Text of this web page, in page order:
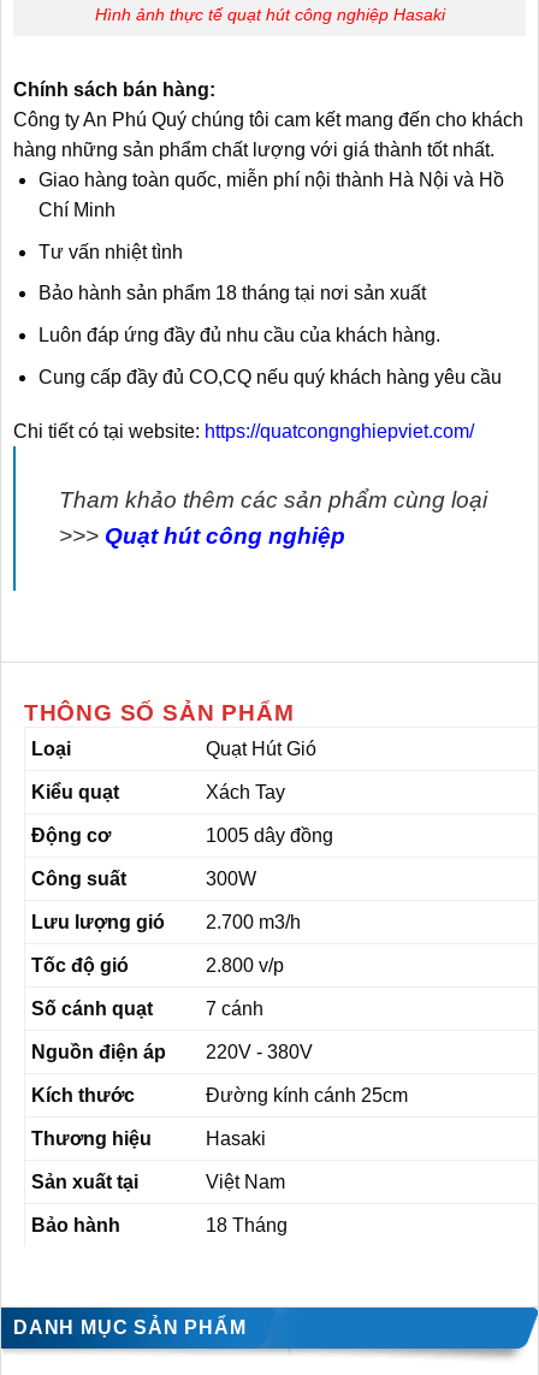
Hình ảnh thực tế quạt hút công nghiệp Hasaki
Chính sách bán hàng:
Công ty An Phú Quý chúng tôi cam kết mang đến cho khách
hàng những sản phẩm chất lượng với giá thành tốt nhất.
Giao hàng toàn quốc, miễn phí nội thành Hà Nội và Hồ
Chí Minh
Tư vấn nhiệt tình
Bảo hành sản phẩm 18 tháng tại nơi sản xuất
Luôn đáp ứng đầy đủ nhu cầu của khách hàng.
Cung cấp đầy đủ CO,CQ nếu quý khách hàng yêu cầu
Chi tiết có tại website: https://quatcongnghiepviet.com/
Tham khảo thêm các sản phẩm cùng loại
>>> Quạt hút công nghiệp
THÔNG SỐ SẢN PHẨM
Loại Quạt Hút Gió
Kiểu quạt Xách Tay
Động cơ 1005 dây đồng
Công suất 300W
Lưu lượng gió 2.700 m3/h
Tốc độ gió 2.800 v/p
Số cánh quạt 7 cánh
Nguồn điện áp 220V - 380V
Kích thước Đường kính cánh 25cm
Thương hiệu Hasaki
Sản xuất tại Việt Nam
Bảo hành 18 Tháng
DANH MỤC SẢN PHẨM